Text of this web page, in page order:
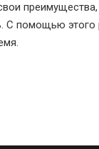
преимущества,
С помощью этого